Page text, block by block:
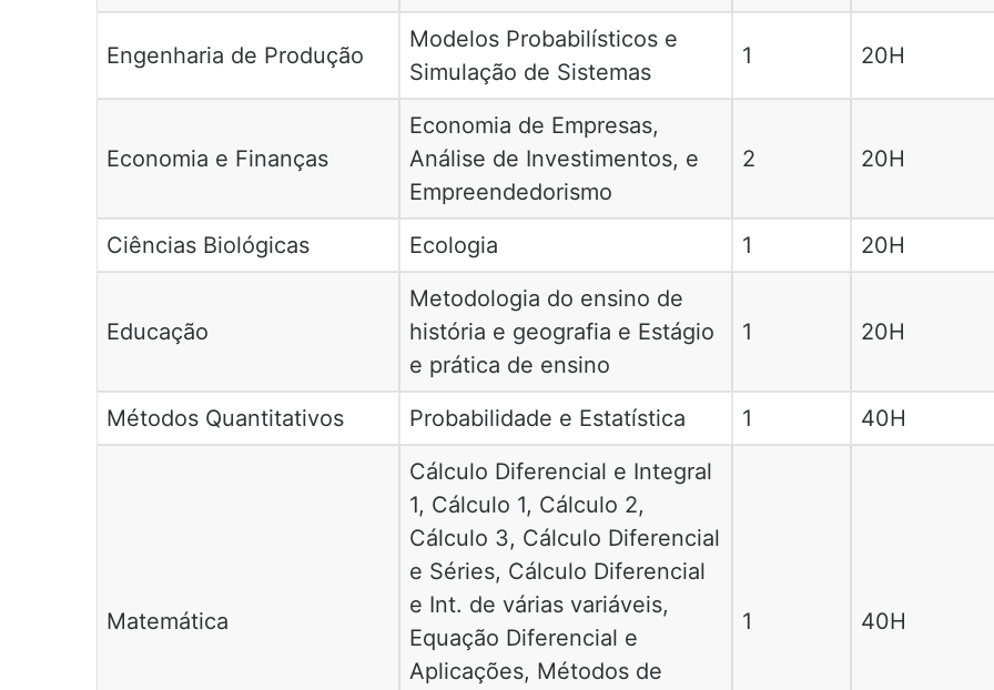
Engenharia de Produção
Modelos Probabilísticos e
Simulação de Sistemas
1 20H
Economia e Finanças
Economia de Empresas,
Análise de Investimentos, e
Empreendedorismo
2 20H
Ciências Biológicas Ecologia 1 20H
Educação
Metodologia do ensino de
história e geografia e Estágio
e prática de ensino
1 20H
Métodos Quantitativos Probabilidade e Estatística 1 40H
Matemática
Cálculo Diferencial e Integral
1, Cálculo 1, Cálculo 2,
Cálculo 3, Cálculo Diferencial
e Séries, Cálculo Diferencial
e Int. de várias variáveis,
Equação Diferencial e
Aplicações, Métodos de
1 40H